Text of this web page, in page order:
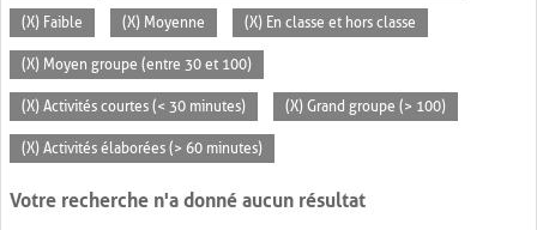
(X) Faible (X) Moyenne (X) En classe et hors classe
(X) Moyen groupe (entre 30 et 100)
(X) Activités courtes (< 30 minutes) (X) Grand groupe (> 100)
(X) Activités élaborées (> 60 minutes)
Votre recherche n'a donné aucun résultat